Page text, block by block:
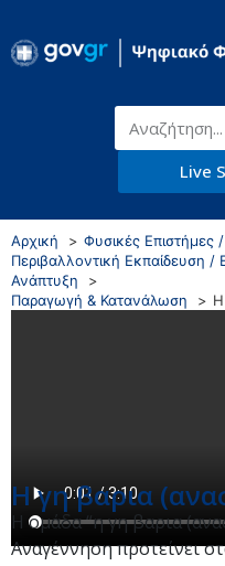
Live
Αρχική
Φυσικές Επιστήμες
Περιβαλλοντική Εκπαίδευση /
Ανάπτυξη
Παραγωγή & Κατανάλωση
Η
Η γη βαρια
Η ομάδα “η γη βαρια
Αναγέννηση προτείνει